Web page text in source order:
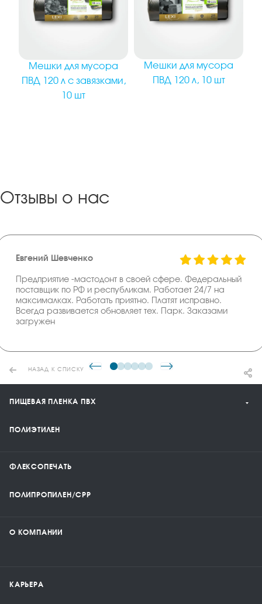
Мешки для мусора
ПВД 120 л с завязками,
10 шт
Мешки для мусора
ПВД 120 л, 10 шт
Отзывы о нас
Евгений Шевченко
Предприятие -мастодонт в своей сфере. Федеральный
поставщик по РФ и республикам. Работает 24/7 на
максималках. Работать приятно. Платят исправно.
Всегда развивается обновляет тех. Парк. Заказами
загружен
НАЗАД К СПИСКУ
ПИЩЕВАЯ ПЛЕНКА ПВХ
ПОЛИЭТИЛЕН
ФЛЕКСОПЕЧАТЬ
ПОЛИПРОПИЛЕН/CPP
О КОМПАНИИ
КАРЬЕРА